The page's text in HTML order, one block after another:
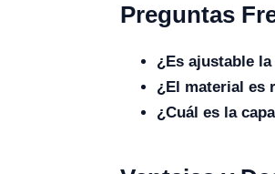
Preguntas
¿Es ajustable
¿El material es
¿Cuál es la